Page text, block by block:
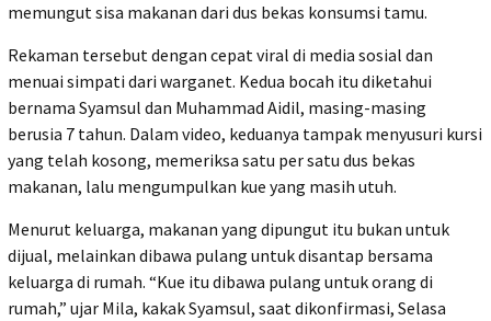
memungut sisa makanan dari dus bekas konsumsi tamu.
Rekaman tersebut dengan cepat viral di media sosial dan
menuai simpati dari warganet. Kedua bocah itu diketahui
bernama Syamsul dan Muhammad Aidil, masing-masing
berusia 7 tahun. Dalam video, keduanya tampak menyusuri kursi
yang telah kosong, memeriksa satu per satu dus bekas
makanan, lalu mengumpulkan kue yang masih utuh.
Menurut keluarga, makanan yang dipungut itu bukan untuk
dijual, melainkan dibawa pulang untuk disantap bersama
keluarga di rumah. “Kue itu dibawa pulang untuk orang di
rumah,” ujar Mila, kakak Syamsul, saat dikonfirmasi, Selasa